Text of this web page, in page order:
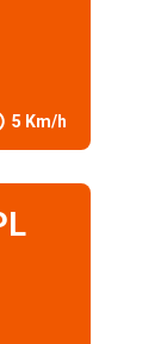
5 Km/h